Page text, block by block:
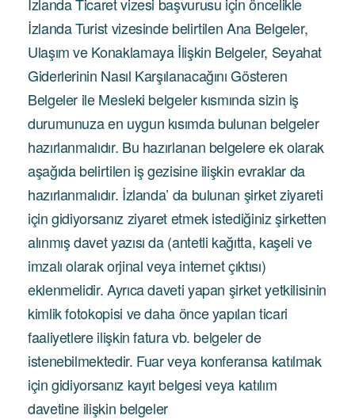
İzlanda Turist vizesinde belirtilen Ana Belgeler,
Ulaşım ve Konaklamaya İlişkin Belgeler, Seyahat
Giderlerinin Nasıl Karşılanacağını Gösteren
Belgeler ile Mesleki belgeler kısmında sizin iş
durumunuza en uygun kısımda bulunan belgeler
hazırlanmalıdır. Bu hazırlanan belgelere ek olarak
aşağıda belirtilen iş gezisine ilişkin evraklar da
hazırlanmalıdır. İzlanda’ da bulunan şirket ziyareti
için gidiyorsanız ziyaret etmek istediğiniz şirketten
alınmış davet yazısı da (antetli kağıtta, kaşeli ve
imzalı olarak orjinal veya internet çıktısı)
eklenmelidir. Ayrıca daveti yapan şirket yetkilisinin
kimlik fotokopisi ve daha önce yapılan ticari
faaliyetlere ilişkin fatura vb. belgeler de
istenebilmektedir. Fuar veya konferansa katılmak
için gidiyorsanız kayıt belgesi veya katılım
davetine ilişkin belgeler